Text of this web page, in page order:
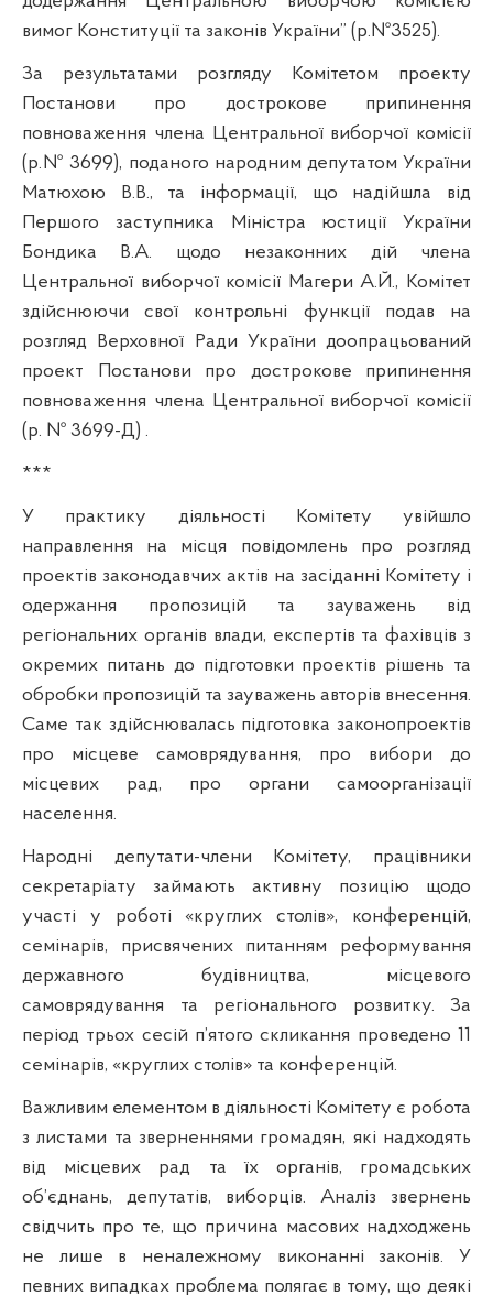
вимог Конституції та законів України” (р.№3525).
За результатами розгляду Комітетом проекту
Постанови про дострокове припинення
повноваження члена Центральної виборчої комісії
(р.№ 3699), поданого народним депутатом України
Матюхою В.В., та інформації, що надійшла від
Першого заступника Міністра юстиції України
Бондика В.А. щодо незаконних дій члена
Центральної виборчої комісії Магери А.Й., Комітет
здійснюючи свої контрольні функції подав на
розгляд Верховної Ради України доопрацьований
проект Постанови про дострокове припинення
повноваження члена Центральної виборчої комісії
(р. № 3699-Д) .
***
У практику діяльності Комітету увійшло
направлення на місця повідомлень про розгляд
проектів законодавчих актів на засіданні Комітету і
одержання пропозицій та зауважень від
регіональних органів влади, експертів та фахівців з
окремих питань до підготовки проектів рішень та
обробки пропозицій та зауважень авторів внесення.
Саме так здійснювалась підготовка законопроектів
про місцеве самоврядування, про вибори до
місцевих рад, про органи самоорганізації
населення.
Народні депутати-члени Комітету, працівники
секретаріату займають активну позицію щодо
участі у роботі «круглих столів», конференцій,
семінарів, присвячених питанням реформування
державного будівництва, місцевого
самоврядування та регіонального розвитку. За
період трьох сесій п’ятого скликання проведено 11
семінарів, «круглих столів» та конференцій.
Важливим елементом в діяльності Комітету є робота
з листами та зверненнями громадян, які надходять
від місцевих рад та їх органів, громадських
об’єднань, депутатів, виборців. Аналіз звернень
свідчить про те, що причина масових надходжень
не лише в неналежному виконанні законів. У
певних випадках проблема полягає в тому, що деякі